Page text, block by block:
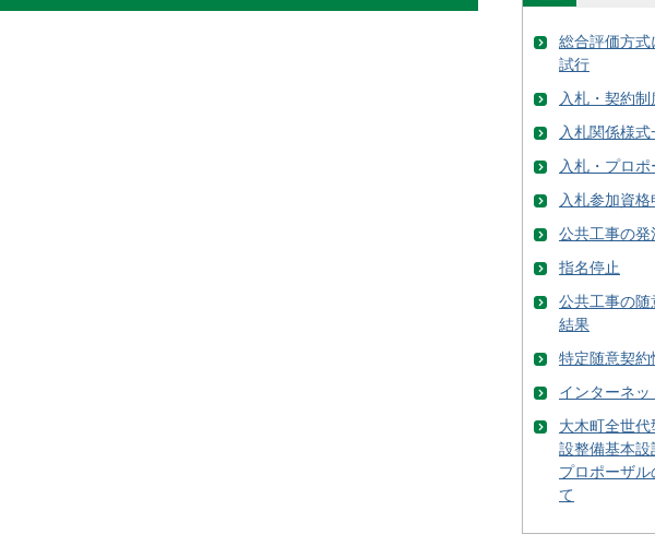
総合評価方
試行
入札・契約
入札関係様式
入札・プロ
入札参加資格
公共工事の発
指名停止
公共工事の
結果
特定随意契約
インターネ
大木町全世
設整備基本
プロポーザ
て